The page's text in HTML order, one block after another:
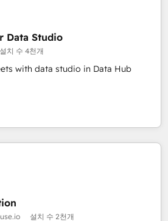
Data Studio
설치 수 4천개
with data studio in Data Hub
설치 수 2천개